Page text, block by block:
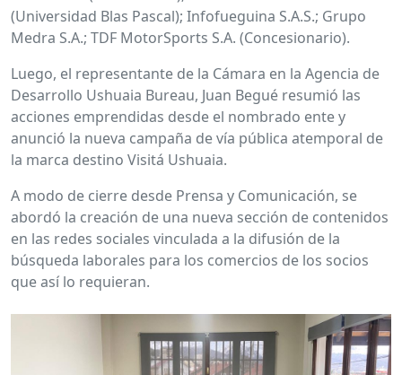
(Universidad Blas Pascal); Infofueguina S.A.S.; Grupo
Medra S.A.; TDF MotorSports S.A. (Concesionario).
Luego, el representante de la Cámara en la Agencia de
Desarrollo Ushuaia Bureau, Juan Begué resumió las
acciones emprendidas desde el nombrado ente y
anunció la nueva campaña de vía pública atemporal de
la marca destino Visitá Ushuaia.
A modo de cierre desde Prensa y Comunicación, se
abordó la creación de una nueva sección de contenidos
en las redes sociales vinculada a la difusión de la
búsqueda laborales para los comercios de los socios
que así lo requieran.